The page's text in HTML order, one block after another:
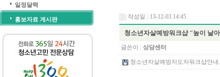
일정달력
홍보자료 게시판 작성일 : 13-12-03 14:45
청소년자살예방워크샵 "높이 날
글쓴이 : 상담센터
청소년자살예방지도자워크샵안내